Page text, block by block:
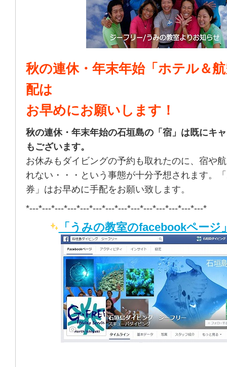
秋の連休・年末年始「ホテル＆
配は
お早めにお願いします！
秋の連休・年末年始の石垣島の「宿」は既にキ
もございます。
お休みもダイビングの予約も取れたのに、宿や
れない・・・という事態が十分予想されます。
券」はお早めに手配をお願い致します。
*---*---*---*---*---*---*---*---*---*---*---*---*---*---*
「うみの教室のfacebookページ